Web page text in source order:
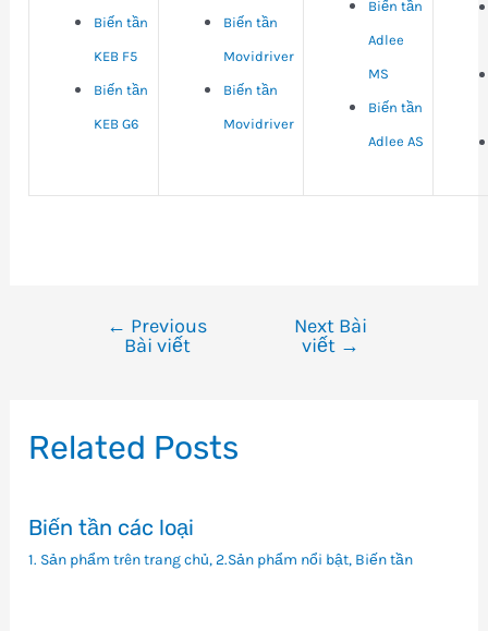
Biến tần
KEB F5
Biến tần
KEB G6
Biến tần
Movidriver
Biến tần
Movidriver
Biến tần
Adlee
MS
Biến tần
Adlee AS
viết
← Previous
Bài viết
Next Bài
viết →
Related Posts
Biến tần các loại
1. Sản phẩm trên trang chủ,2.Sản phẩm nổi bật, Biến tần